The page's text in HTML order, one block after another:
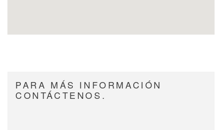
PARA MÁS INFORMACIÓN
CONTÁCTENOS.